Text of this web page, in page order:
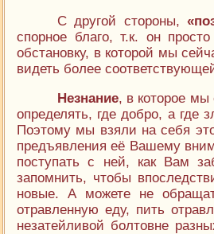
С другой стороны,
спорное благо, т.к. он
обстановку, в которой мы
видеть более
Незнание, в которое мы
определять, где добро, а где
Поэтому мы взяли на себя
предъявления её Вашему
поступать с ней, как Вам
запомнить, чтобы
новые. А можете не
отравленную еду, пить
незатейливой болтовне